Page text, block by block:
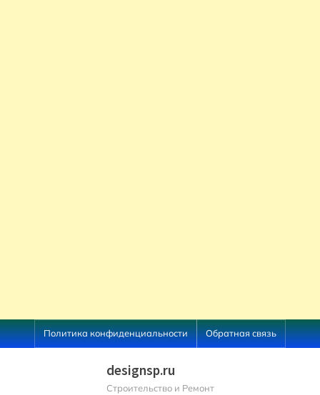
Skip
to
Политика конфиденциальности Обратная связь
designsp.ru
Строительство и Ремонт